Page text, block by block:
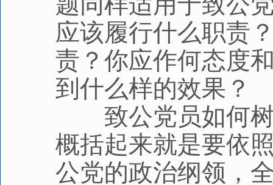
应该履行什么职责
责？你应作何态度
到什么样的效果？
致公党员如何树
概括起来就是要依
公党的政治纲领，